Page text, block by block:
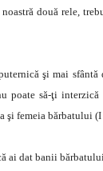
două rele,
şi mai
poate să-ţi
şi femeia bărbatului
ai dat banii